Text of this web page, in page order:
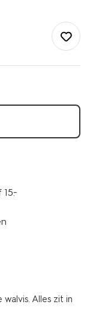
Alles zit in